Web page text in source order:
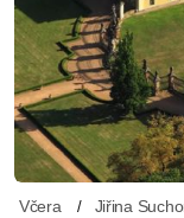
Včera Jiřina